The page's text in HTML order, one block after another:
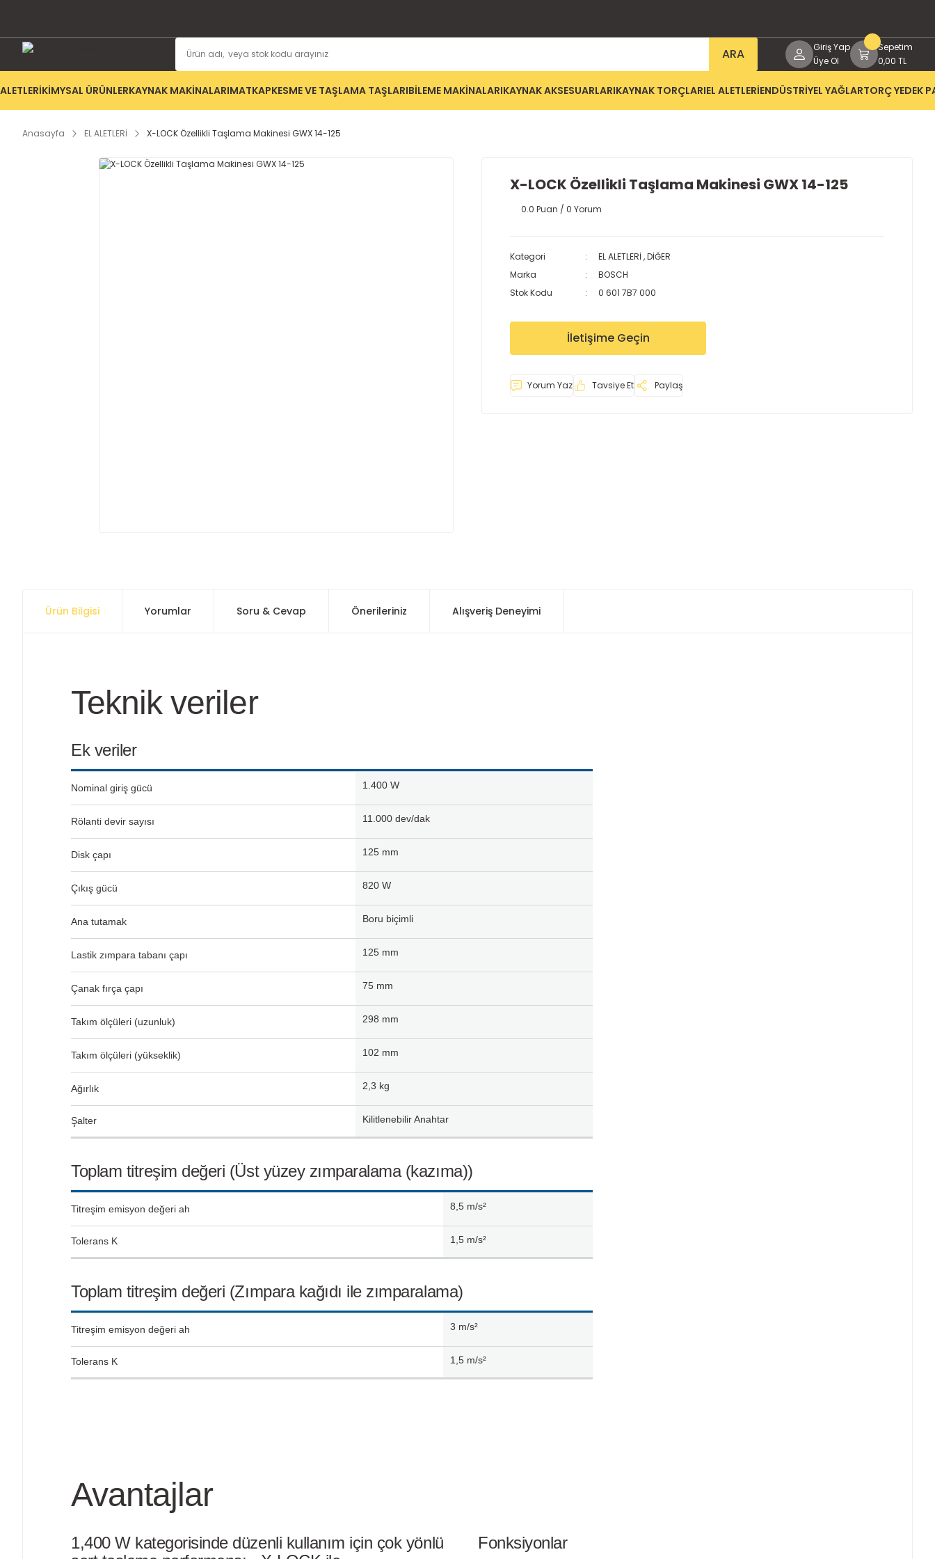
ARA
Giriş Yap
Üye Ol
Sepetim
0,00 TL
KİMYSAL ÜRÜNLERKAYNAK MAKİNALARIMATKAPKESME VE TAŞLAMA TAŞLARIBİLEME MAKİNALARIKAYNAK AKSESUARLARIKAYNAK TORÇLARIEL ALETLERİENDÜSTRİYEL YAĞLARTORÇ YEDEK
Anasayfa EL ALETLERİ X-LOCK Özellikli Taşlama Makinesi GWX 14-125
X-LOCK Özellikli Taşlama Makinesi GWX 14-125
0.0 Puan / 0 Yorum
Kategori EL ALETLERİ ,DİĞER
Marka
BOSCH
Stok Kodu
0 601 7B7 000
İletişime Geçin
Yorum Yaz Tavsiye Et Paylaş
Ürün Bilgisi Yorumlar Soru & Cevap Önerileriniz Alışveriş Deneyimi
Teknik veriler
Ek veriler
Nominal giriş gücü 1.400 W
Rölanti devir sayısı 11.000 dev/dak
Disk çapı 125 mm
Çıkış gücü 820 W
Ana tutamak Boru biçimli
Lastik zımpara tabanı çapı 125 mm
Çanak fırça çapı 75 mm
Takım ölçüleri (uzunluk) 298 mm
Takım ölçüleri (yükseklik) 102 mm
Ağırlık 2,3 kg
Şalter Kilitlenebilir Anahtar
Toplam titreşim değeri (Üst yüzey zımparalama (kazıma))
Titreşim emisyon değeri ah 8,5 m/s²
Tolerans K 1,5 m/s²
Toplam titreşim değeri (Zımpara kağıdı ile zımparalama)
Titreşim emisyon değeri ah 3 m/s²
Tolerans K 1,5 m/s²
Avantajlar
1,400 W kategorisinde düzenli kullanım için çok yönlü
Fonksiyonlar